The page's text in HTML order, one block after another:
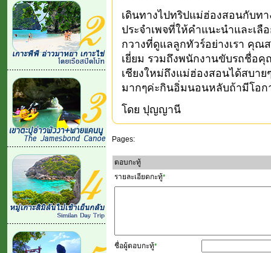
เดินทางไปทริปแม่ฮ่องสอนกับท
ประจำเพจที่ให้คำแนะนำและเลื
กวางที่ดูแลลูกทัวร์อย่างเรา คุณ
เยี่ยม รวมถึงพนักงานขับรถชื่อคุ
เชียงใหม่ถึงแม่ฮ่องสอนได้สบา
มากๆค่ะกินอิ่มนอนหลับถ้ามีโอก
โดย ปุญญานี
Pages:
ตอบกะทู้
รายละเอียดกะทู้*
ชื่อผู้ตอบกะทู้*